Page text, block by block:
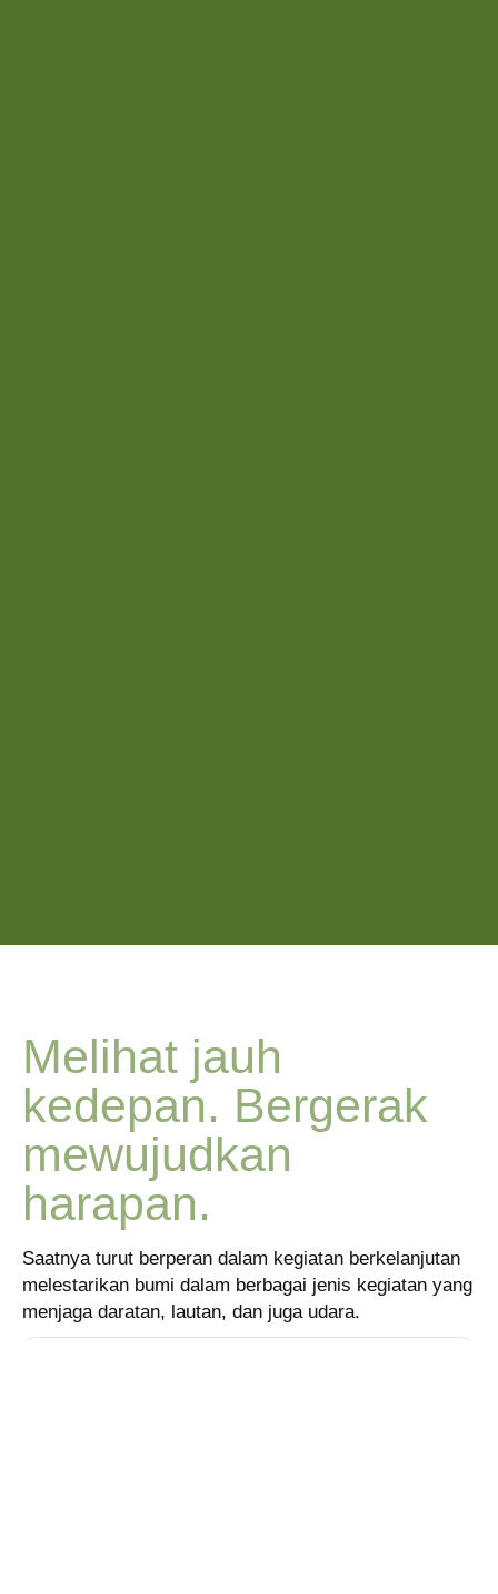
Melihat jauh
kedepan. Bergerak
mewujudkan
harapan.
Saatnya turut berperan dalam kegiatan berkelanjutan
melestarikan bumi dalam berbagai jenis kegiatan yang
menjaga daratan, lautan, dan juga udara.